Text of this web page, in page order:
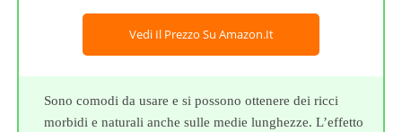
Vedi Il Prezzo Su Amazon.it
Sono comodi da usare e si possono ottenere dei ricci
morbidi e naturali anche sulle medie lunghezze. L’effetto